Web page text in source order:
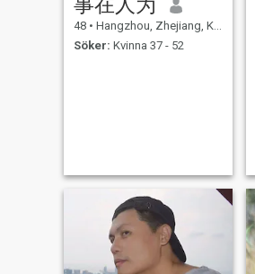
48 • Hangzhou, Zhejiang, Kina
Söker: Kvinna 37 - 52